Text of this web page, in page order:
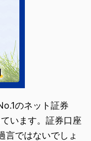
のネット証券
います。証券口座
言ではないでしょ